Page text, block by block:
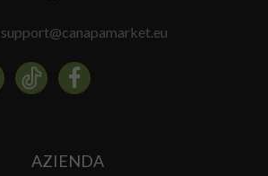
support@canapamarket.eu
AZIENDA